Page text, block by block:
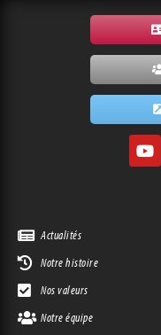
Actualités
Notre histoire
Nos valeurs
Notre équipe